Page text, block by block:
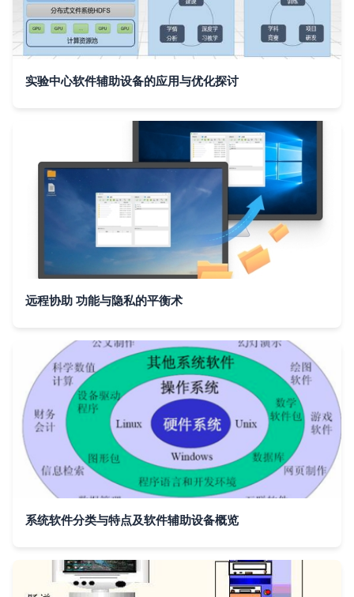
实验中心软件辅助设备的应用与优化探讨
远程协助 功能与隐私的平衡术
系统软件分类与特点及软件辅助设备概览